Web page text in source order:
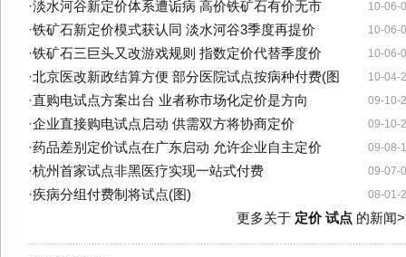
10-06-
·淡水河谷新定价体系遭诟病 高价铁矿石有价无市
10-06-
·铁矿石新定价模式获认同 淡水河谷3季度再提价
10-06-
·铁矿石三巨头又改游戏规则 指数定价代替季度价
10-04-
·北京医改新政结算方便 部分医院试点按病种付费(图
09-10-
·直购电试点方案出台 业者称市场化定价是方向
09-10-
·企业直接购电试点启动 供需双方将协商定价
09-08-
·药品差别定价试点在广东启动 允许企业自主定价
09-07-
·杭州首家试点非黑医疗实现一站式付费
08-01-
·疾病分组付费制将试点(图)
更多关于 定价 试点 的新闻